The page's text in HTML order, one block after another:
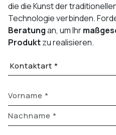
die die Kunst der
Technologie verbinden.
Beratungan, um Ihr
Produktzu realisieren.